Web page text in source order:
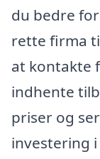
du bedre
rette firma
at kontakte
indhente
priser og
investering